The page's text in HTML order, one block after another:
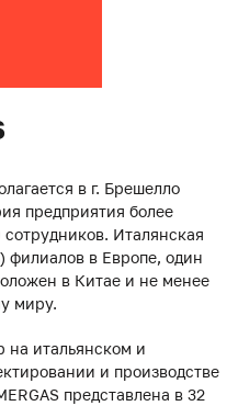
в г. Брешелло
предприятия более
Италянская
филиалов в Европе, один
в Китае и не менее
миру.
на итальянском и
и производстве
представлена в 32